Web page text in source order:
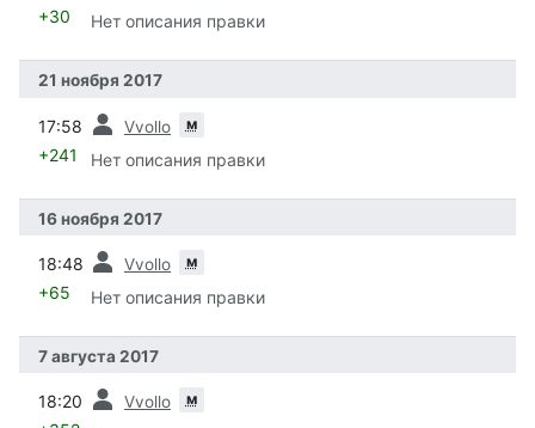
+30 Нет описания правки
21 ноября 2017
17:58 Vvollo м
+241 Нет описания правки
16 ноября 2017
18:48 Vvollo м
+65 Нет описания правки
7 августа 2017
18:20 Vvollo м